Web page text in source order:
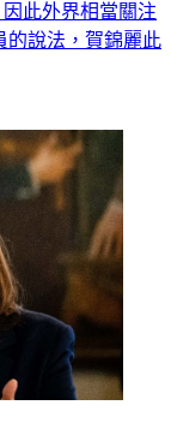
此外界相當關注
的說法，賀錦麗此